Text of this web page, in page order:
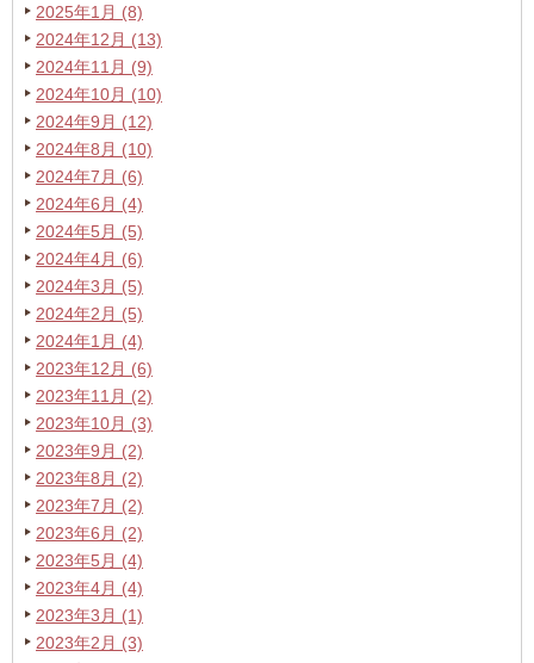
2025年1月 (8)
2024年12月 (13)
2024年11月 (9)
2024年10月 (10)
2024年9月 (12)
2024年8月 (10)
2024年7月 (6)
2024年6月 (4)
2024年5月 (5)
2024年4月 (6)
2024年3月 (5)
2024年2月 (5)
2024年1月 (4)
2023年12月 (6)
2023年11月 (2)
2023年10月 (3)
2023年9月 (2)
2023年8月 (2)
2023年7月 (2)
2023年6月 (2)
2023年5月 (4)
2023年4月 (4)
2023年3月 (1)
2023年2月 (3)